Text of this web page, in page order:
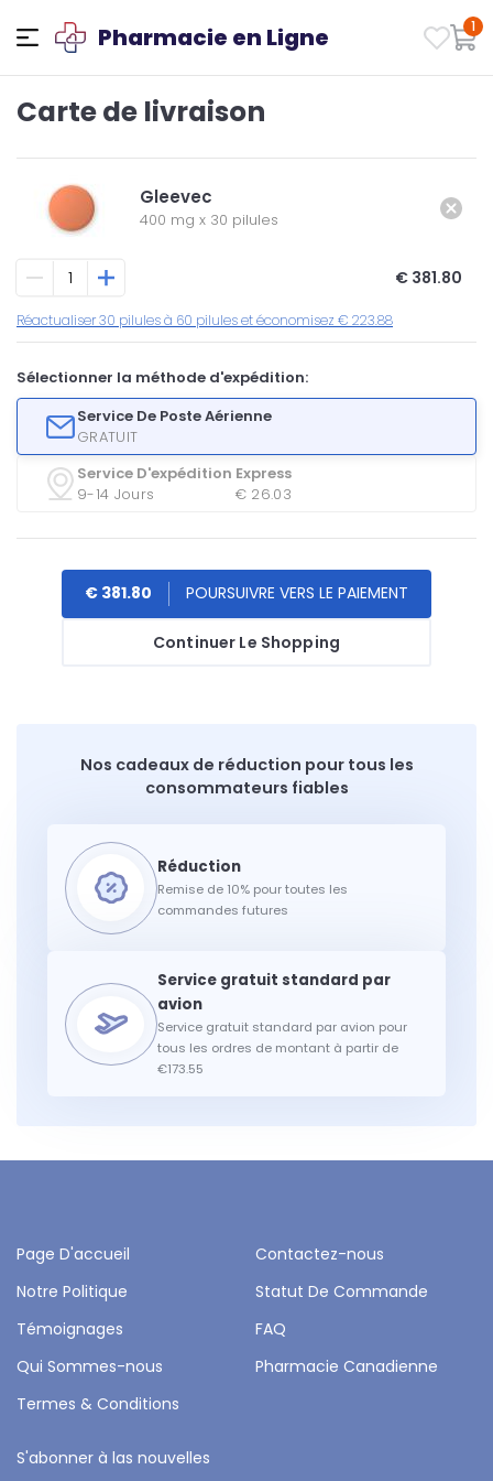
Pharmacie en Ligne 1
Carte de livraison
Gleevec
400 mg x 30 pilules
€ 381.80
Réactualiser 30 pilules à 60 pilules et économisez € 223.88
Sélectionner la méthode d'expédition:
Service De Poste Aérienne
GRATUIT
Service D'expédition Express
9-14 Jours
€ 26.03
Continuer Le Shopping
€ 381.80
Nos cadeaux de réduction pour tous les
consommateurs fiables
Remise de 10% pour toutes les
commandes futures
Service gratuit standard par avion pour
tous les ordres de montant à partir de
€173.55
Page D'accueil
Contactez-nous
Notre Politique
Statut De Commande
Témoignages
FAQ
Qui Sommes-nous
Pharmacie Canadienne
Termes & Conditions
S'abonner à las nouvelles